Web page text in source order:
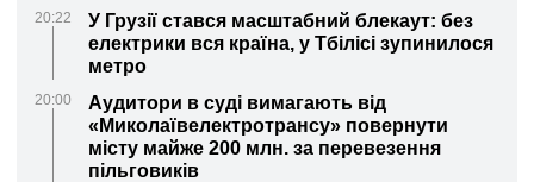
20:22
У Грузії стався масштабний блекаут: без
електрики вся країна, у Тбілісі зупинилося
метро
20:00
Аудитори в суді вимагають від
«Миколаївелектротрансу» повернути
місту майже 200 млн. за перевезення
пільговиків